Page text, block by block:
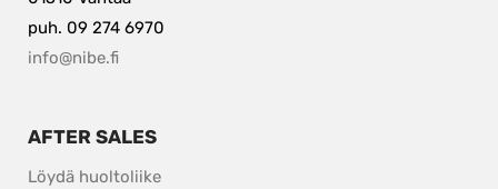
puh. 09 274 6970
info@nibe.fi
AFTER SALES
Löydä huoltoliike